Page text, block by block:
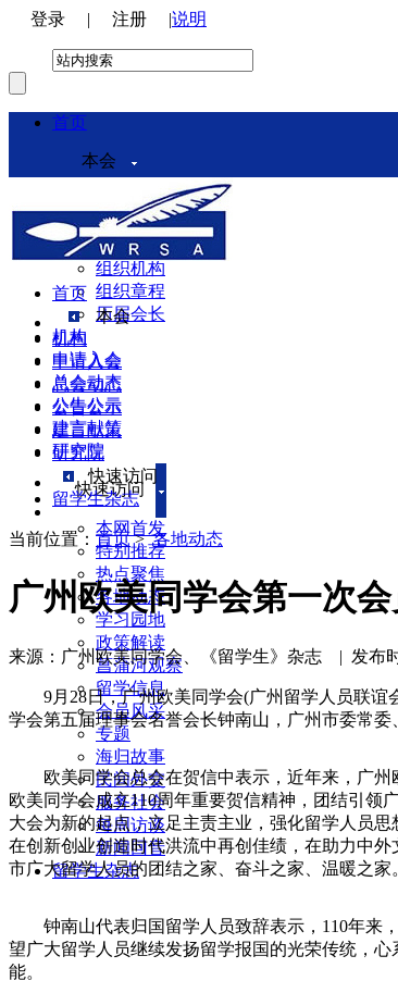
登录 | 注册 |说明
首页
本会
本会介绍
领导机构
理事会
组织机构
组织章程
历届会长
机构
申请入会
总会动态
公告公示
建言献策
研究院
快速访问
本网首发
特别推荐
热点聚焦
各地动态
学习园地
政策解读
菖蒲河观察
留学信息
会员风采
专题
海归故事
民间外交
服务社会
每周访谈
新闻回音
留学生杂志
首页
本会
机构
申请入会
总会动态
公告公示
建言献策
研究院
快速访问
留学生杂志
当前位置： 首页>各地动态
广州欧美同学会第一次
来源：广州欧美同学会、《留学生》杂志 | 发布
9月28日，广州欧美同学会(广州留学人员联谊
学会第五届理事会名誉会长钟南山，广州市委常
欧美同学会总会在贺信中表示，近年来，广州
欧美同学会成立110周年重要贺信精神，团结引领
大会为新的起点，立足主责主业，强化留学人员
在创新创业创造时代洪流中再创佳绩，在助力中
市广大留学人员的团结之家、奋斗之家、温暖之家
钟南山代表归国留学人员致辞表示，110年来，
望广大留学人员继续发扬留学报国的光荣传统，
能。